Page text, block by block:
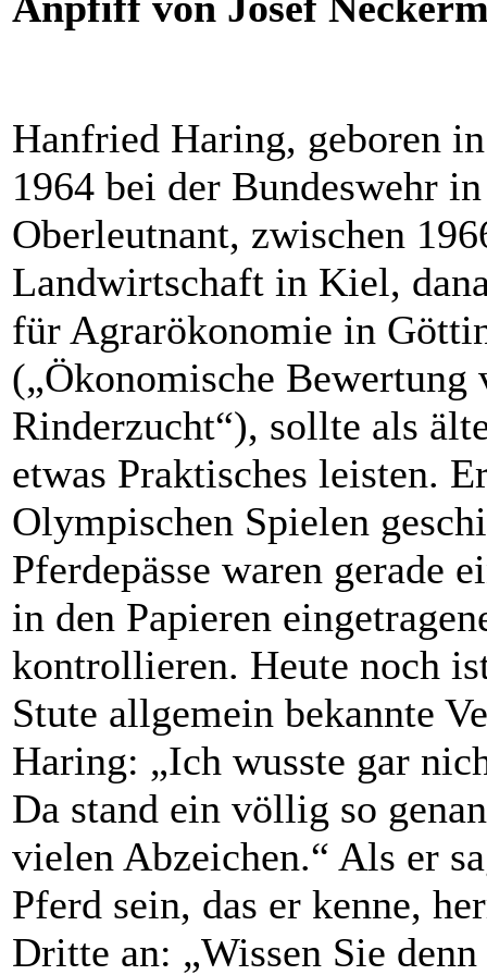
Hanfried Haring, geboren
1964 bei der Bundeswehr
Oberleutnant, zwischen
Landwirtschaft in Kiel,
für Agrarökonomie in
(„Ökonomische
Rinderzucht“), sollte als
etwas Praktisches leisten.
Olympischen Spielen
Pferdepässe waren gerade
in den Papieren
kontrollieren. Heute noch
Stute allgemein bekannte
Haring: „Ich wusste gar
Da stand ein völlig so
vielen Abzeichen.“ Als er
Pferd sein, das er kenne,
Dritte an: „Wissen Sie